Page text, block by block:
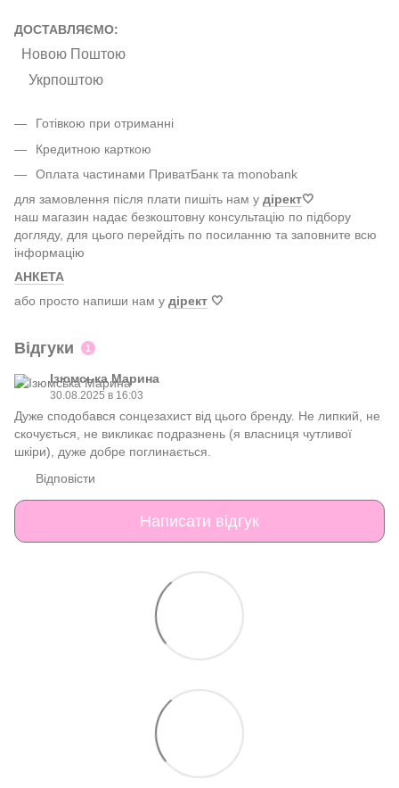
ДОСТАВЛЯЄМО:
Новою Поштою
Укрпоштою
Готівкою при отриманні
Кредитною карткою
Оплата частинами ПриватБанк та monobank
для замовлення після плати пишіть нам у дірект🤍
наш магазин надає безкоштовну консультацію по підбору
догляду, для цього перейдіть по посиланню та заповните всю
інформацію
АНКЕТА
або просто напиши нам у дірект 🤍
Відгуки 1
Ізюмська Марина
30.08.2025 в 16:03
Дуже сподобався сонцезахист від цього бренду. Не липкий, не
скочується, не викликає подразнень (я власниця чутливої
шкіри), дуже добре поглинається.
Відповісти
Написати відгук